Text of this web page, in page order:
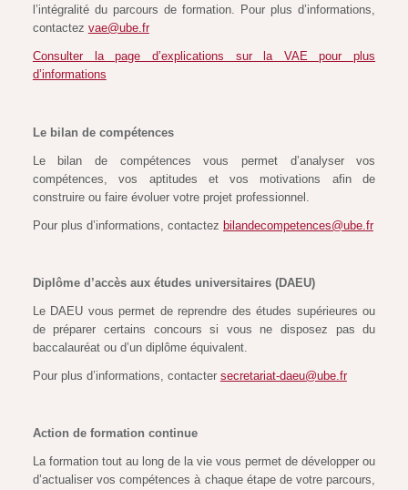
l’intégralité du parcours de formation. Pour plus d’informations,
contactez vae@ube.fr
Consulter la page d’explications sur la VAE pour plus
d’informations
Le bilan de compétences
Le bilan de compétences vous permet d’analyser vos
compétences, vos aptitudes et vos motivations afin de
construire ou faire évoluer votre projet professionnel.
Pour plus d’informations, contactez bilandecompetences@ube.fr
Diplôme d’accès aux études universitaires (DAEU)
Le DAEU vous permet de reprendre des études supérieures ou
de préparer certains concours si vous ne disposez pas du
baccalauréat ou d’un diplôme équivalent.
Pour plus d’informations, contacter secretariat-daeu@ube.fr
Action de formation continue
La formation tout au long de la vie vous permet de développer ou
d’actualiser vos compétences à chaque étape de votre parcours,